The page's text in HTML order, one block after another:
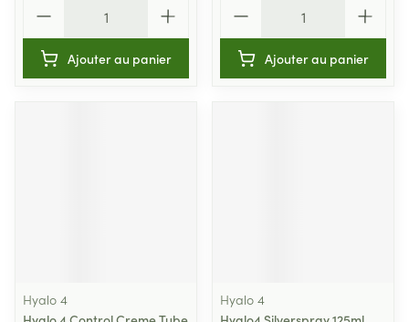
Ajouter au panier Ajouter au panier
Hyalo 4
Hyalo 4